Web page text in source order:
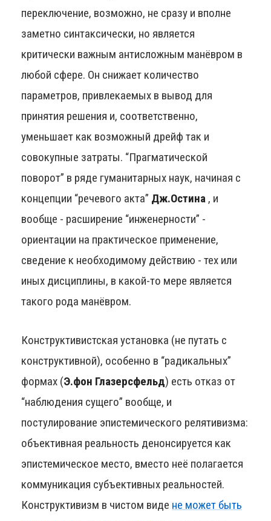
переключение, возможно, не сразу и вполне
заметно синтаксически, но является
критически важным антисложным манёвром в
любой сфере. Он снижает количество
параметров, привлекаемых в вывод для
принятия решения и, соответственно,
уменьшает как возможный дрейф так и
совокупные затраты. “Прагматической
поворот” в ряде гуманитарных наук, начиная с
концепции “речевого акта” Дж.Остина , и
вообще - расширение “инженерности” -
ориентации на практическое применение,
сведение к необходимому действию - тех или
иных дисциплины, в какой-то мере является
такого рода манёвром.
Конструктивистская установка (не путать с
конструктивной), особенно в “радикальных”
формах (Э.фон Глазерсфельд) есть отказ от
“наблюдения сущего” вообще, и
постулирование эпистемического релятивизма:
объективная реальность денонсируется как
эпистемическое место, вместо неё полагается
коммуникация субъективных реальностей.
Конструктивизм в чистом виде не может быть